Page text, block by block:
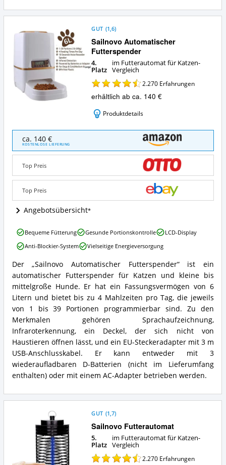
Sailnovo Automatischer
Futterspender
GUT (1,6)
4.
Platz
im Futterautomat für Katzen-
Vergleich
2.270 Erfahrungen
erhältlich ab ca. 140 €
Produktdetails
Sailnovo
Automatischer
Futterspender
Angebote:
ist
dieser
Futterautomat
für
Katzen
ca. 140 €
KOSTENLOSE LIEFERUNG
Top Preis
Top Preis
Angebotsübersicht
Sailnovo
Automatischer
Futterspender
Zusammenfassung:
bietet
dieser
Futterautomat
für
Katzen?
Der „Sailnovo Automatischer Futterspender“ ist ein
automatischer Futterspender für Katzen und kleine bis
mittelgroße Hunde. Er hat ein Fassungsvermögen von 6
Litern und bietet bis zu 4 Mahlzeiten pro Tag, die jeweils
von 1 bis 39 Portionen programmierbar sind. Zu den
Merkmalen gehören Sprachaufzeichnung,
Infraroterkennung, ein Deckel, der sich nicht von
Haustieren öffnen lässt, und ein EU-Steckeradapter mit 3 m
USB-Anschlusskabel. Er kann entweder mit 3
wiederaufladbaren D-Batterien (nicht im Lieferumfang
enthalten) oder mit einem AC-Adapter betrieben werden.
Sailnovo
Automatischer
Futterspender
Was
spricht
für
diesen
Futterautomat
für
Katzen?
Bequeme Fütterung Gesunde Portionskontrolle
LCD-Display
Anti-Blockier-System
Vielseitige Energieversorgung
Sailnovo Futterautomat
GUT (1,7)
5.
Platz
im Futterautomat für Katzen-
Vergleich
2.270 Erfahrungen